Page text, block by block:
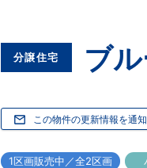
分譲住宅 ブ
この物件の更新情報を通知
1区画販売中／全2区画